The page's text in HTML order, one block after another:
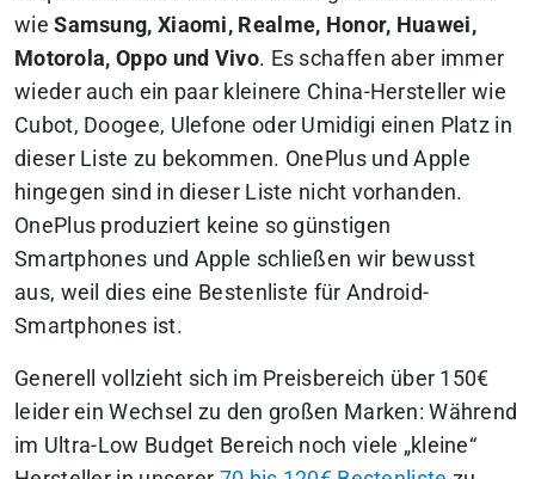
wieSamsung, Xiaomi, Realme, Honor, Huawei,
Motorola, Oppo und Vivo. Es schaffen aber immer
wieder auch ein paar kleinere China-Hersteller wie
Cubot, Doogee, Ulefone oder Umidigi einen Platz in
dieser Liste zu bekommen. OnePlus und Apple
hingegen sind in dieser Liste nicht vorhanden.
OnePlus produziert keine so günstigen
Smartphones und Apple schließen wir bewusst
aus, weil dies eine Bestenliste für Android-
Smartphones ist.
Generell vollzieht sich im Preisbereich über 150€
leider ein Wechsel zu den großen Marken: Während
im Ultra-Low Budget Bereich noch viele „kleine“